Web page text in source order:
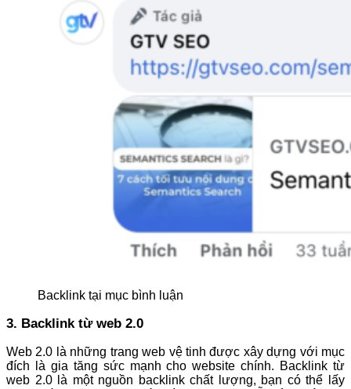
Backlink tại mục bình luận
3. Backlink từ web 2.0
Web 2.0 là những trang web vệ tinh được xây dựng với mục
đích là gia tăng sức mạnh cho website chính. Backlink từ
web 2.0 là một nguồn backlink chất lượng, bạn có thể lấy